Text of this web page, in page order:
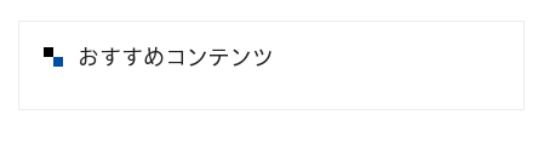
おすすめコンテンツ